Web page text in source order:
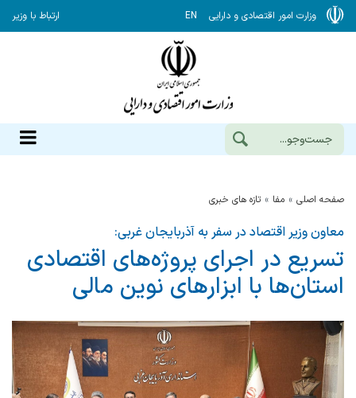
وزارت امور اقتصادی و دارایی EN ارتباط با وزیر
صفحه اصلی مفا تازه های خبری
معاون وزیر اقتصاد در سفر به آذربایجان غربی:
تسریع در اجرای پروژه‌های اقتصادی
استان‌ها با ابزارهای نوین مالی